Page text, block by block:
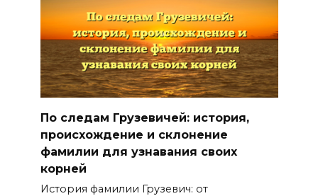
По следам Грузевичей: история,
происхождение и склонение
фамилии для узнавания своих
корней
История фамилии Грузевич: от